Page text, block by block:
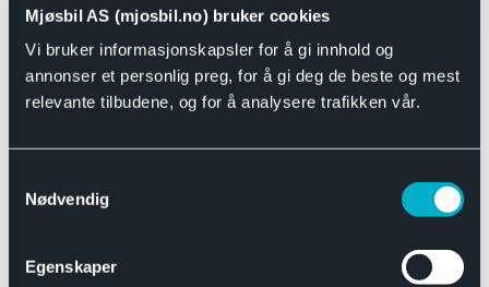
Mjøsbil AS (mjosbil.no) bruker cookies
Vi bruker informasjonskapsler for å gi innhold og
annonser et personlig preg, for å gi deg de beste og mest
relevante tilbudene, og for å analysere trafikken vår.
Nødvendig
Egenskaper
Se alle Universal
Bremsedeler
Se alle Bremsedeler
Bremsenippler
Drivline og motor
Se alle Drivline og motor
Eksosanlegg